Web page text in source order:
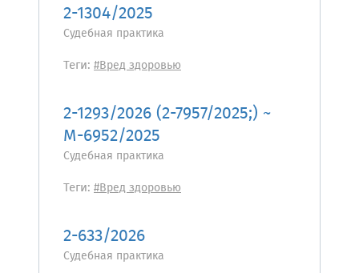
2-1304/2025
Судебная практика
Теги: #Вред здоровью
2-1293/2026 (2-7957/2025;) ~
М-6952/2025
Судебная практика
Теги: #Вред здоровью
2-633/2026
Судебная практика